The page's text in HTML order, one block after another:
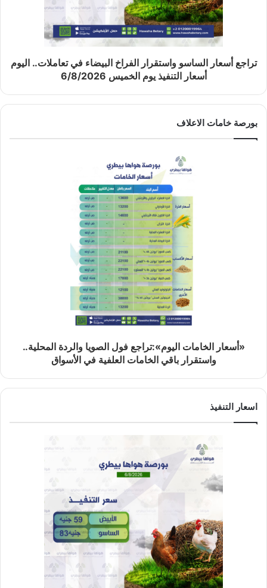
تراجع أسعار الساسو واستقرار الفراخ البيضاء في تعاملات.. اليوم
أسعار التنفيذ يوم الخميس 6/8/2026
بورصة خامات الاعلاف
«أسعار الخامات اليوم»:تراجع فول الصويا والردة المحلية..
واستقرار باقي الخامات العلفية في الأسواق
اسعار التنفيذ